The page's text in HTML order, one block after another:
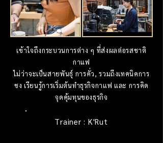
เข้าใจถึงกระบวนการต่าง ๆ ที่ส่งผลต่อรสชาติ
กาแฟ
ไม่ว่าจะเป็นสายพันธุ์ การคั่ว, รวมถึงเทคนิคการ
ชง เรียนรู้การเริ่มต้นทำธุรกิจกาแฟ และ การคิด
จุดคุ้มทุนของธุรกิจ
Trainer : K'Rut